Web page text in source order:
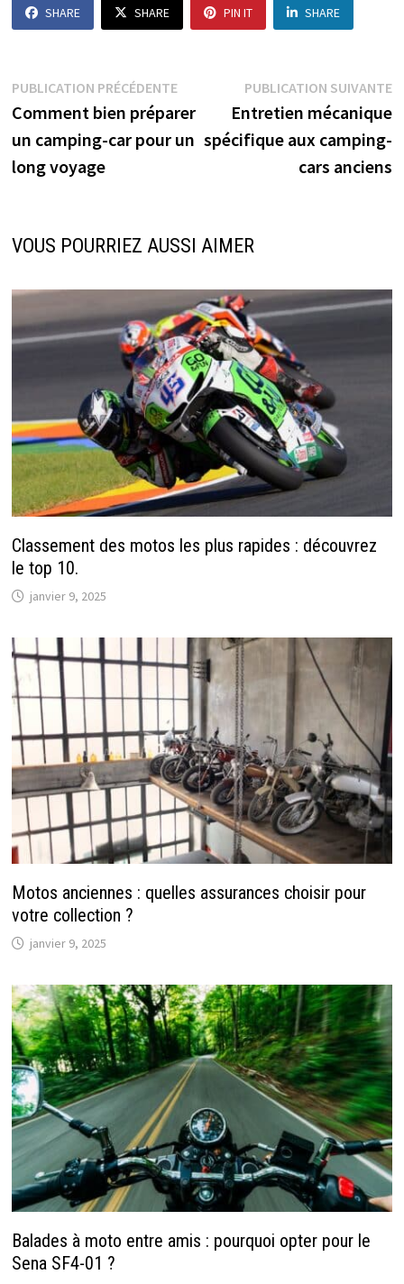
SHARE SHARE PIN IT SHARE
Navigation
de
l’article
PUBLICATION PRÉCÉDENTEPublication
précédente :
Comment bien préparer
un camping-car pour un
long voyage
PUBLICATION SUIVANTE
Entretien mécanique
spécifique aux camping-
cars anciens
VOUS POURRIEZ AUSSI AIMER
Classement des motos les plus rapides : découvrez
le top 10.
janvier 9, 2025
Motos anciennes : quelles assurances choisir pour
votre collection ?
janvier 9, 2025
Balades à moto entre amis : pourquoi opter pour le
Sena SF4-01 ?